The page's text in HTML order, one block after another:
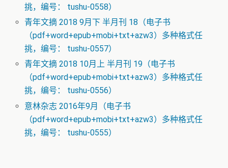
挑，编号： tushu-0558）
青年文摘 2018 9月下 半月刊 18（电子书
（pdf+word+epub+mobi+txt+azw3）多种格式任
挑，编号： tushu-0557）
青年文摘 2018 10月上 半月刊 19（电子书
（pdf+word+epub+mobi+txt+azw3）多种格式任
挑，编号： tushu-0556）
意林杂志 2016年9月（电子书
（pdf+word+epub+mobi+txt+azw3）多种格式任
挑，编号： tushu-0555）